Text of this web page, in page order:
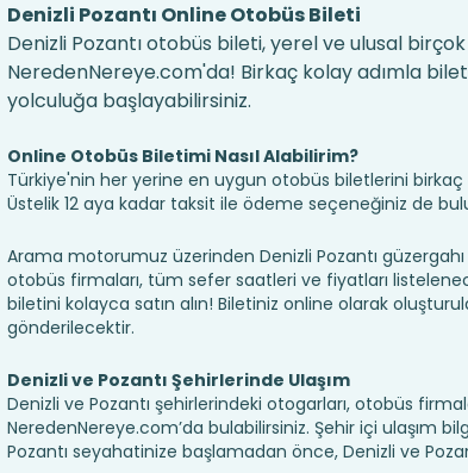
Denizli Pozantı Online Otobüs Bileti
Denizli Pozantı otobüs bileti, yerel ve ulusal
NeredenNereye.com'da! Birkaç kolay adımla
yolculuğa başlayabilirsiniz.
Online Otobüs Biletimi Nasıl Alabilirim?
Türkiye'nin her yerine en uygun otobüs biletlerini birkaç
Üstelik 12 aya kadar taksit ile ödeme seçeneğiniz de
Arama motorumuz üzerinden Denizli Pozantı
otobüs firmaları, tüm sefer saatleri ve fiyatları
biletini kolayca satın alın! Biletiniz online olarak
gönderilecektir.
Denizli ve Pozantı Şehirlerinde Ulaşım
Denizli ve Pozantı şehirlerindeki otogarları, otobüs
NeredenNereye.com’da bulabilirsiniz. Şehir içi ulaşım
Pozantı seyahatinize başlamadan önce, Denizli ve